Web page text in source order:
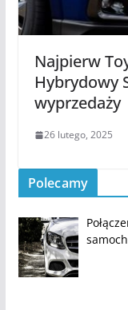
Najpierw
Hybrydowy
wyprzedaży
26 lutego, 2025
Polecamy